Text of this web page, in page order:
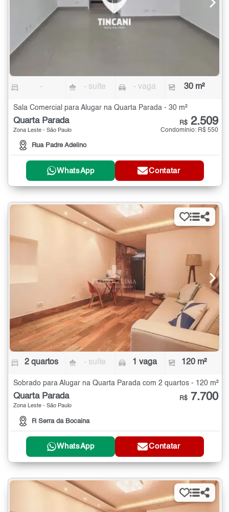
- - suíte - vaga 30 m²
Sala Comercial para Alugar na Quarta Parada - 30 m²
Quarta Parada
Zona Leste - São Paulo
Rua Padre Adelino
R$ 2.509
Condomínio: R$ 550
WhatsApp Contatar
2 quartos - suíte 1 vaga 120 m²
Sobrado para Alugar na Quarta Parada com 2 quartos - 120 m²
Quarta Parada
Zona Leste - São Paulo
R Serra da Bocaina
R$ 7.700
WhatsApp Contatar